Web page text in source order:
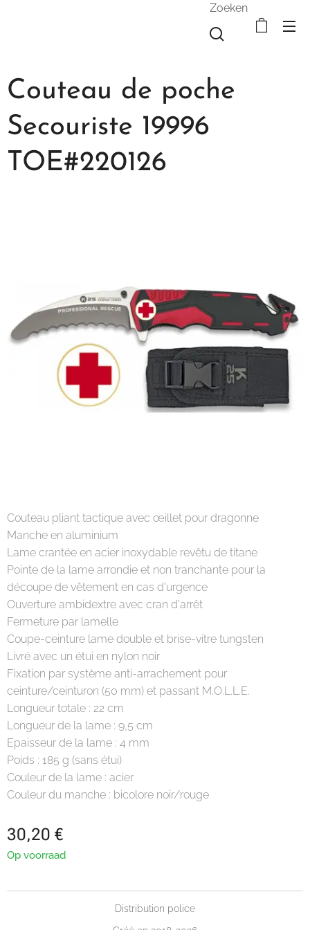
Zoeken
Couteau de poche
Secouriste 19996
TOE#220126
Couteau pliant tactique avec œillet pour dragonne
Manche en aluminium
Lame crantée en acier inoxydable revêtu de titane
Pointe de la lame arrondie et non tranchante pour la
découpe de vêtement en cas d'urgence
Ouverture ambidextre avec cran d'arrêt
Fermeture par lamelle
Coupe-ceinture lame double et brise-vitre tungsten
Livré avec un étui en nylon noir
Fixation par système anti-arrachement pour
ceinture/ceinturon (50 mm) et passant M.O.L.L.E.
Longueur totale : 22 cm
Longueur de la lame : 9,5 cm
Epaisseur de la lame : 4 mm
Poids : 185 g (sans étui)
Couleur de la lame : acier
Couleur du manche : bicolore noir/rouge
30,20 €
Op voorraad
Distribution police